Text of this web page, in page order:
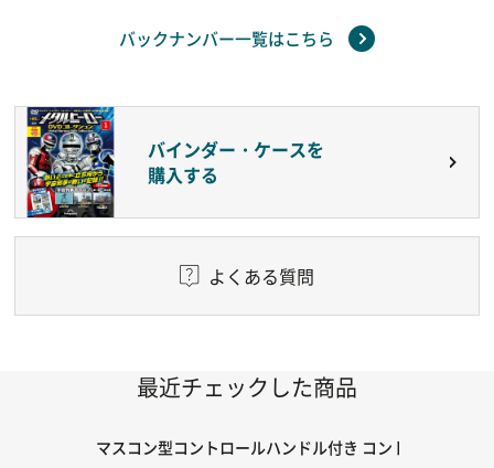
バックナンバー一覧はこちら
バインダー・ケースを
購入する
よくある質問
最近チェックした商品
マスコン型コントロールハンドル付き コントローラー